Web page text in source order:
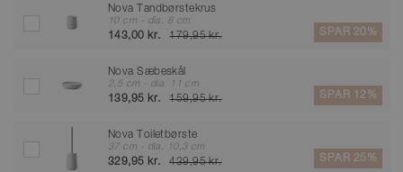
Nova Tandbørstekrus
10 cm - dia. 8 cm
143,00 kr. 179,95 kr. SPAR 20%
Nova Sæbeskål
2,5 cm - dia. 11 cm
139,95 kr. 159,95 kr. SPAR 12%
Nova Toiletbørste
37 cm - dia. 10,3 cm
329,95 kr. 439,95 kr. SPAR 25%